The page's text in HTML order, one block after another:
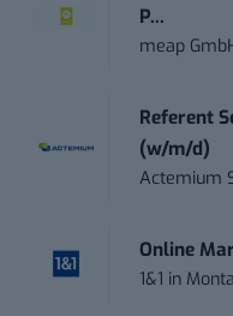
P...
meap
Referent
(w/m/d)
Actemium
Online
1&1 in